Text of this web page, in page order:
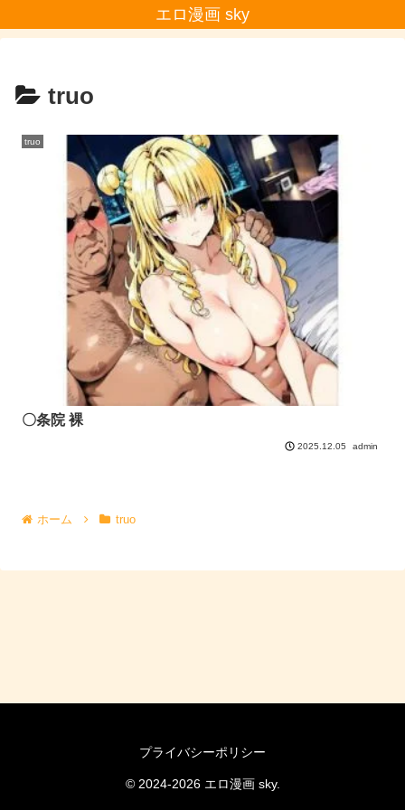
エロ漫画 sky
truo
truo
〇条院 裸
2025.12.05 admin
ホーム truo
プライバシーポリシー
© 2024-2026 エロ漫画 sky.